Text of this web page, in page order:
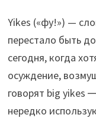
Yikes («фу!») —
перестало быть
сегодня, когда
осуждение,
говорят big yikes
нередко